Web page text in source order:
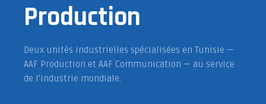
Production
Deux unités industrielles spécialisées en Tunisie —
AAF Production et AAF Communication — au service
de l'industrie mondiale.